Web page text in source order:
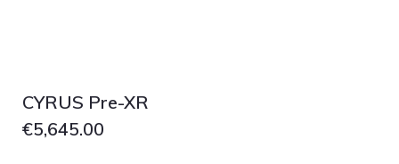
CYRUS Pre-XR
€5,645.00